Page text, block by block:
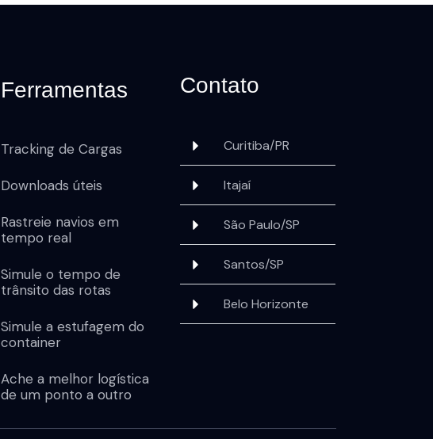
Ferramentas
Tracking de Cargas
Downloads úteis
Rastreie navios em
tempo real
Simule o tempo de
trânsito das rotas
Simule a estufagem do
container
Ache a melhor logística
de um ponto a outro
Contato
Curitiba/PR
Itajaí
São Paulo/SP
Santos/SP
Belo Horizonte